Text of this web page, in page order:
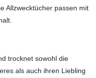
Allzwecktücher passen mit
trocknet sowohl die
als auch ihren Liebling